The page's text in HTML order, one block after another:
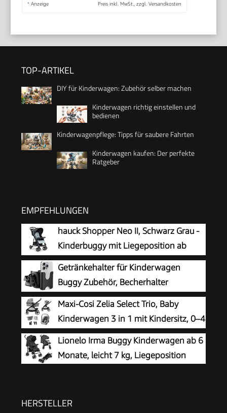
* Anzeige Preis inkl. MwSt., zzgl. Versandkosten
TOP-ARTIKEL
DIY für Kinderwagen: Zubehör selber machen
Kinderwagen richtig einstellen und
bedienen
Kinderwagenpflege: Tipps für saubere Fahrten
Kinderwagen kaufen: Der perfekte
Ratgeber
EMPFEHLUNGEN
hauck Shopper Neo II, Schwarz Grau -
Kinderbuggy mit Liegeposition ab
Geburt bis 22 kg, 2x Tablett mit
Getränkehalter, Einhändig Klein
Zusammenklappbar, Tasche im Verdeck, XL Korb
Getränkehalter für Kinderwagen
Buggy Zubehör, Becherhalter
Kinderwagen
Maxi-Cosi Zelia Select Trio, Baby
Kinderwagen 3 in 1 mit Kindersitz, 0–4
Jahre (0–22 kg), Einhändig Klappbar,
Kompaktes und Wendbares Kinderwagen Set,
Mit CabrioFix S i-Size-Kindersitz, Grau
Lionelo Irma Buggy Kinderwagen ab 6
Monate, leicht 7 kg, Liegeposition
HERSTELLER